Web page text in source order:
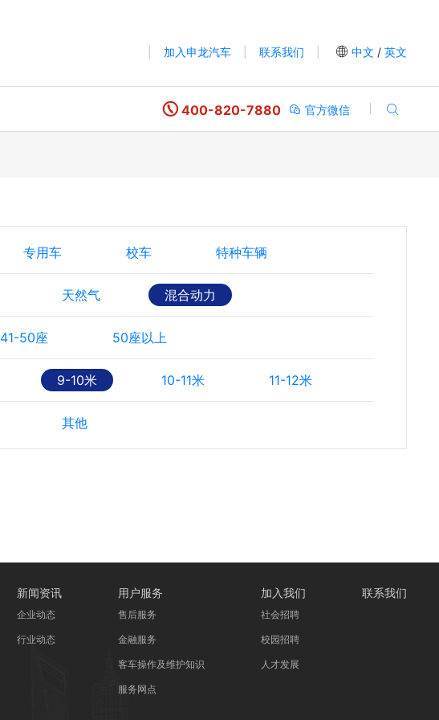
加入申龙汽车 联系我们 中文 / 英文
400-820-7880 官方微信
专用车 校车 特种车辆
天然气 混合动力
41-50座 50座以上
9-10米 10-11米 11-12米
其他
新闻资讯
企业动态
行业动态
用户服务
售后服务
金融服务
客车操作及维护知识
服务网点
加入我们
社会招聘
校园招聘
人才发展
联系我们